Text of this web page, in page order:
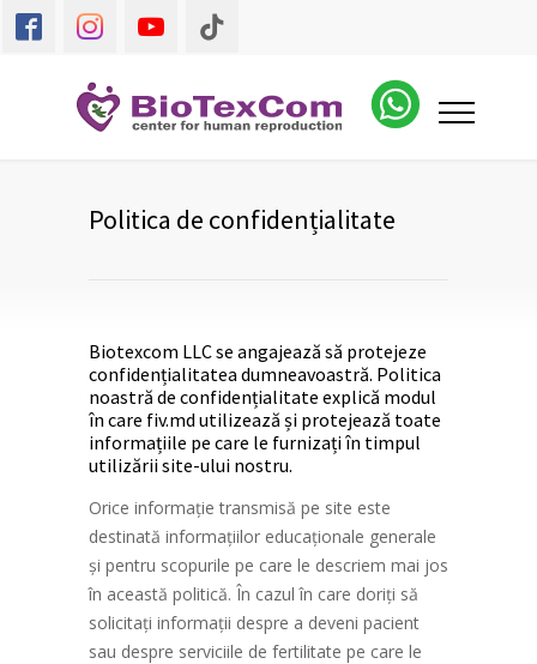
Politica de confidențialitate
Biotexcom LLC se angajează să protejeze
confidențialitatea dumneavoastră. Politica
noastră de confidențialitate explică modul
în care fiv.md utilizează și protejează toate
informațiile pe care le furnizați în timpul
utilizării site-ului nostru.
Orice informație transmisă pe site este
destinată informațiilor educaționale generale
și pentru scopurile pe care le descriem mai jos
în această politică. În cazul în care doriți să
solicitați informații despre a deveni pacient
sau despre serviciile de fertilitate pe care le